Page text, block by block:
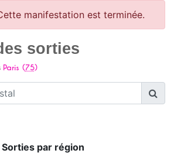
manifestation est terminée.
sorties
Paris (75)
Sorties par région